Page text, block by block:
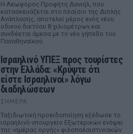
Η Λεωφόρος Προφήτη Δανιήλ, που
κατασκευάζεται στο πλαίσιο της Διπλής
Ανάπλασης, αποτελεί μέρος ενός νέου
οδικού δικτύου 8 χιλιομέτρων και
συνδέεται άμεσα με το νέο γήπεδο του
Παναθηναϊκού.
Ισραηλινό ΥΠΕΞ προς τουρίστες
στην Ελλάδα: «Κρύψτε ότι
είστε Ισραηλινοί» λόγω
διαδηλώσεων
ΣΉΜΕΡΑ
Ταξιδιωτική προειδοποίηση εξέδωσε το
ισραηλινό υπουργείο Εξωτερικών ενόψει
της «ημέρας οργής» φιλοπαλαιστινιακών